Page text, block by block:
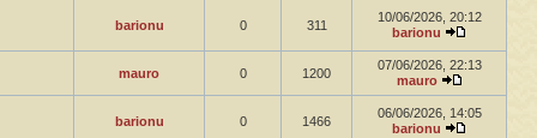
barionu 0 311
10/06/2026, 20:12
barionu
mauro 0 1200
07/06/2026, 22:13
mauro
barionu 0 1466
06/06/2026, 14:05
barionu